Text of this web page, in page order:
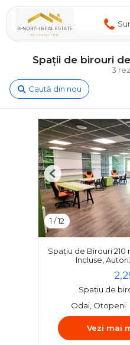
3
Spații de birouri
Caută din nou
1 /12
Previous
Spațiu de Birouri
Incluse,
Spațiu de
Odai, Otopeni
Vezi mai